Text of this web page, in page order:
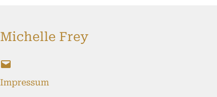
Michelle Frey
Mail
Impressum